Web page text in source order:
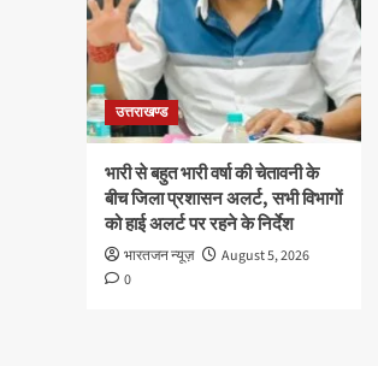
उत्तराखण्ड
भारी से बहुत भारी वर्षा की चेतावनी के
बीच जिला प्रशासन अलर्ट, सभी विभागों
को हाई अलर्ट पर रहने के निर्देश
भारतजन न्यूज़
August 5, 2026
0